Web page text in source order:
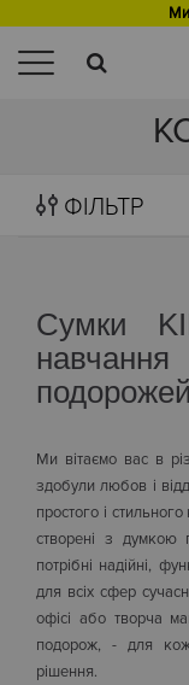
Головна >Каталог /
ФІЛЬТР
Сумки
подорожей
Ми вітаємо вас в
здобули любов і
простого і
створені з думкою
потрібні надійні,
для всіх сфер
офісі або творча
подорож, - для
рішення.